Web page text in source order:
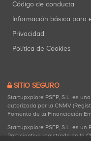
Código de conducta
Información básica para
Privacidad
Política de Cookies
SITIO SEGURO
Startupxplore PSFP, S.L. es
autorizada por la CNMV
Fomento de la Financiación
Startupxplore PSFP, S.L. es
Participativa registrado en la